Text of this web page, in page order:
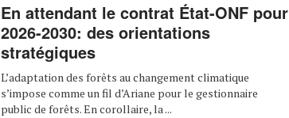
En attendant le contrat État-ONF pour
2026-2030: des orientations
stratégiques
L’adaptation des forêts au changement climatique
s’impose comme un fil d’Ariane pour le gestionnaire
public de forêts. En corollaire, la ...